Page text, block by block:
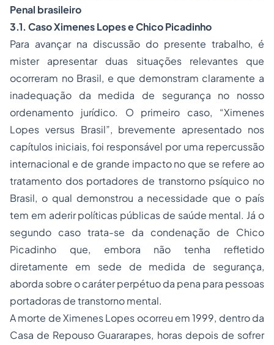
Penal brasileiro
3.1. Caso Ximenes Lopes e Chico Picadinho
Para avançar na discussão do presente trabalho, é
mister apresentar duas situações relevantes que
ocorreram no Brasil, e que demonstram claramente a
inadequação da medida de segurança no nosso
ordenamento jurídico. O primeiro caso, “Ximenes
Lopes versusBrasil”, brevemente apresentado nos
capítulos iniciais, foi responsável por uma repercussão
internacional e de grande impacto no que se refere ao
tratamento dos portadores de transtorno psíquico no
Brasil, o qual demonstrou a necessidade que o país
tem em aderir políticas públicas de saúde mental. Já o
segundo caso trata-se da condenação de Chico
Picadinho que, embora não tenha refletido
diretamente em sede de medida de segurança,
aborda sobre o caráter perpétuo da pena para pessoas
portadoras de transtorno mental.
A morte de Ximenes Lopes ocorreu em 1999, dentro da
Casa de Repouso Guararapes, horas depois de sofrer